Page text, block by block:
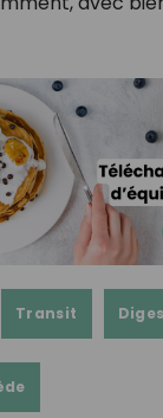
Transit